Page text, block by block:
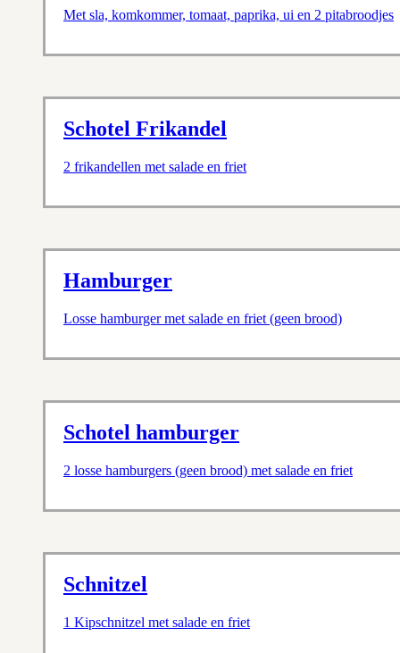
Met sla, komkommer, tomaat, paprika, ui en 2 pitabroodjes
Schotel Frikandel
2 frikandellen met salade en friet
Hamburger
Losse hamburger met salade en friet (geen brood)
Schotel hamburger
2 losse hamburgers (geen brood) met salade en friet
Schnitzel
1 Kipschnitzel met salade en friet